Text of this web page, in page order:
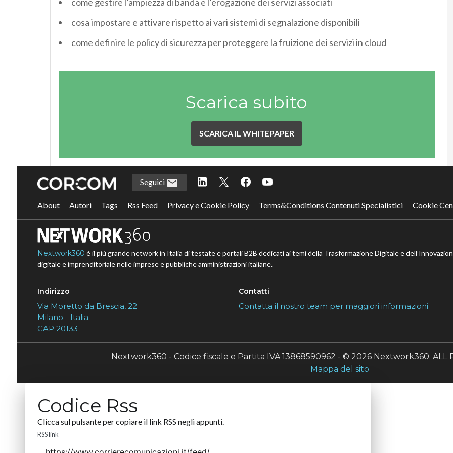
cosa impostare e attivare rispetto ai vari sistemi di segnalazione disponibili
come definire le policy di sicurezza per proteggere la fruizione dei servizi in cloud
Scarica subito
SCARICA IL WHITEPAPER
Seguici
About Autori Tags Rss Feed Privacy e Cookie Policy Terms&Conditions Contenuti Specialistici Cookie
Nextwork360 è il più grande network in Italia di testate e portali B2B dedicati ai temi della Trasformazione Digitale e
digitale e imprenditoriale nelle imprese e pubbliche amministrazioni italiane.
Indirizzo
Via Moretto da Brescia, 22
Milano - Italia
CAP 20133
Contatti
Contatta il nostro team per maggiori informazioni
Nextwork360 - Codice fiscale e Partita IVA 13868590962 - © 2026 Nextwork360. ALL
Mappa del sito
Codice Rss
Clicca sul pulsante per copiare il link RSS negli appunti.
RSS link